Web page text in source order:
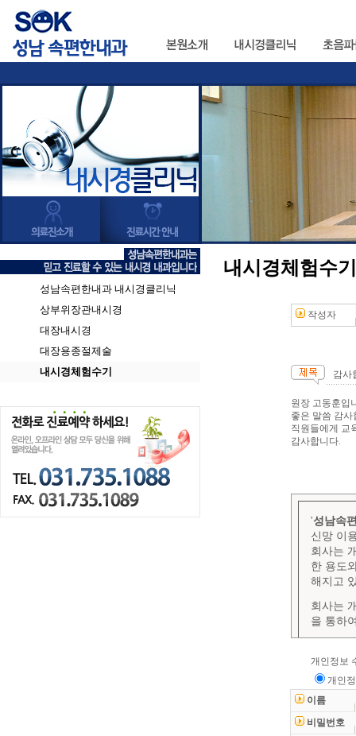
성남속편한내과 내시경클리닉
상부위장관내시경
대장내시경
대장용종절제술
내시경체험수기
내시경체험수기
작성자
감사
원장 고동훈입
좋은 말씀 감사
직원들에게 교
감사합니다.
개인정보
개인
이름
비밀번호